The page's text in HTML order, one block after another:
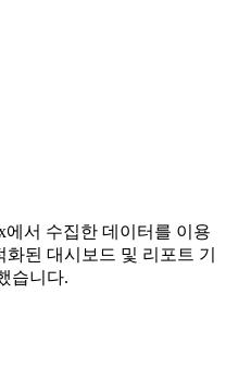
에서 수집한 데이터를 이용
된 대시보드 및 리포트 기
습니다.